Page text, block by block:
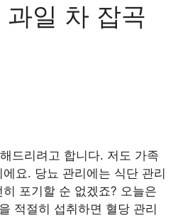
일 차 잡곡
드리려고 합니다. 저도 가족
요. 당뇨 관리에는 식단 관리
포기할 순 없겠죠? 오늘은
적절히 섭취하면 혈당 관리